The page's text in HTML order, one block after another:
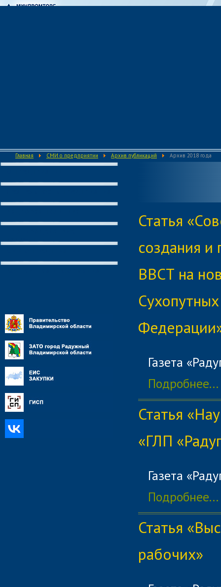
Главная СМИ о предприятии Архив публикаций Архив 2018 года
Статья
создания
ВВСТ на
Газета
Подробнее...
Статья
«ГЛП
Газета
Подробнее...
Статья
рабочих»
коррупции